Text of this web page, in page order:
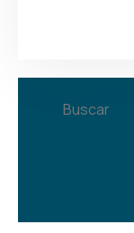
Buscar